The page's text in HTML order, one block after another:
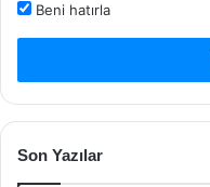
Beni hatırla
Son Yazılar